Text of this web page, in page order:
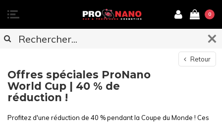
0
Retour
Offres spéciales ProNano
World Cup | 40 % de
réduction !
Profitez d'une réduction de 40 % pendant la Coupe du Monde ! Ces